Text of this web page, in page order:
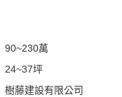
90~230萬
24~37坪
樹藤建設有限公司